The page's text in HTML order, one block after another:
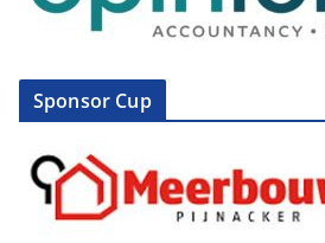
Sponsor Cup